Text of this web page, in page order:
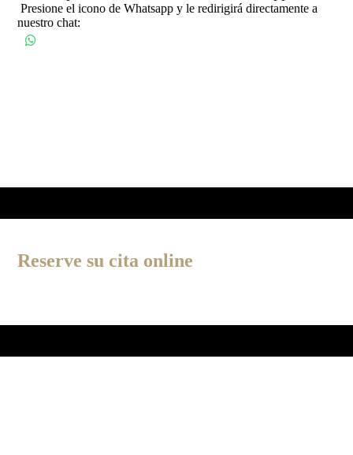
Presione el icono de Whatsapp y le redirigirá directamente a
nuestro chat:
Reserve su cita online